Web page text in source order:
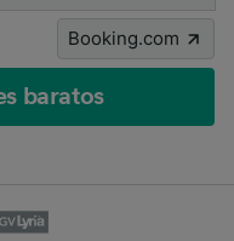
Booking.com
baratos